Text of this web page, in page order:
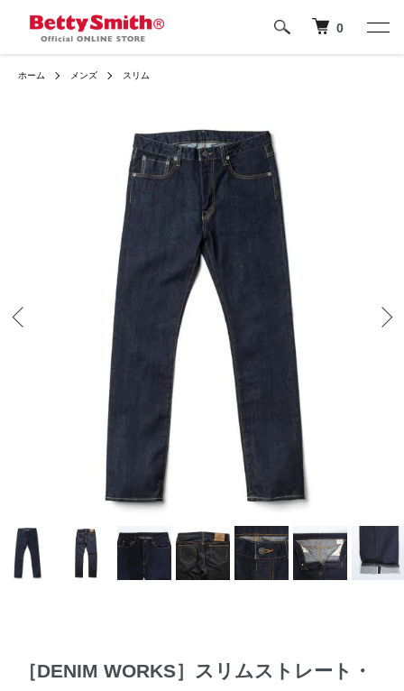
0
ホーム メンズ スリム
［DENIM WORKS］スリムストレート・